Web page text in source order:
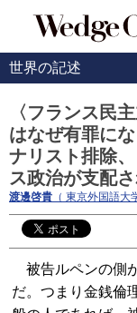
世界の記述
〈フランス民
はなぜ有罪に
ナリスト排除
ス政治が支配
渡邊啓貴 （ 東京外国語
被告ルペンの側
だ。つまり金銭倫